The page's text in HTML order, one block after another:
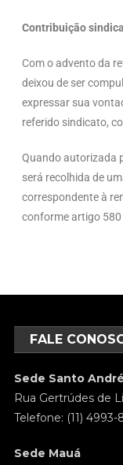
Contribuição
Com o advento da
deixou de ser
expressar sua
referido sindicato,
Quando autorizada
será recolhida de
correspondente à
conforme artigo 580
FALE
Sede Santo André
Rua Gertrúdes de
Telefone: (11) 4993-
Sede Mauá